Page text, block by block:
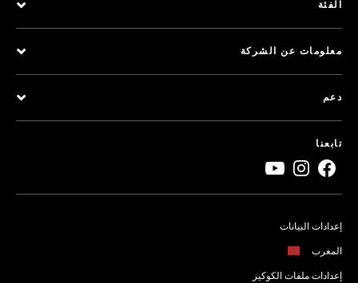
الفئة
معلومات عن الشركة
دعم
تابعنا
إعدادات البيانات
المغرب
إعدادات ملفات الكوكيز